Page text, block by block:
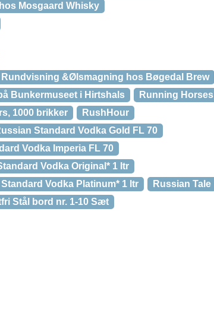
Mosgaard Whisky
Rundvisning &Ølsmagning hos Bøgedal Brew
Bunkermuseet i Hirtshals
Running Horses
1000 brikker
RushHour
Standard Vodka Gold FL 70
Vodka Imperia FL 70
Vodka Original* 1 ltr
Vodka Platinum* 1 ltr
Russian Tale
Stål bord nr. 1-10 Sæt